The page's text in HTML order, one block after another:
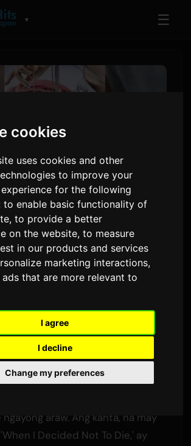
cookies
uses cookies and other
to improve your
for the following
to enable basic functionality of
,to provide a better
on the website,to measure
in our products and services
marketing interactions,
that are more relevant to
I agree
I decline
Change my preferences
▼ ☰
Naglabas ng 'When I
Not To Die', isang
Mula sa Personal na
Los Angeles-based na singer-
nagsulat para kinaNana Mizukiat
araw. Ang kanta, na may
I Decided Not To Die,' ay